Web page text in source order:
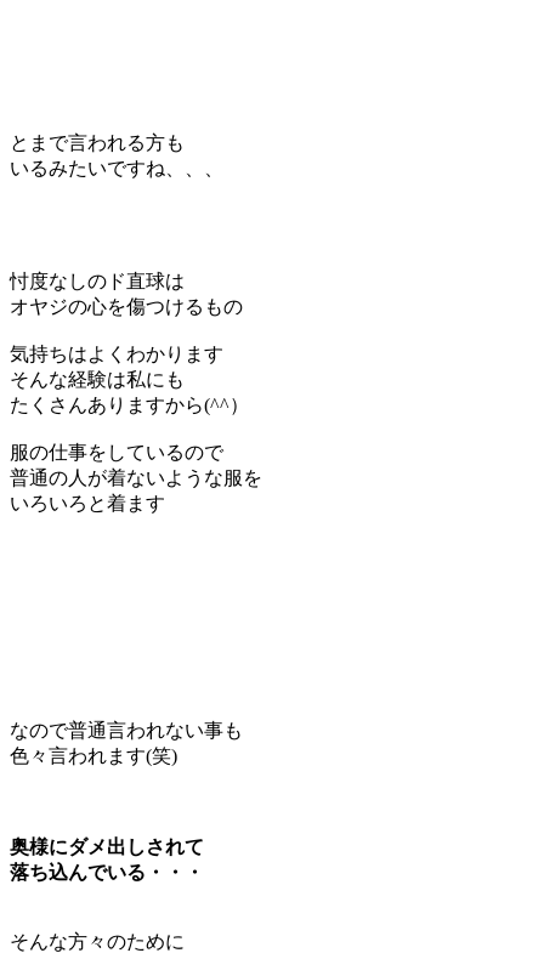
とまで言われる方も
いるみたいですね、、、
忖度なしのド直球は
オヤジの心を傷つけるもの
気持ちはよくわかります
そんな経験は私にも
たくさんありますから(^^）
服の仕事をしているので
普通の人が着ないような服を
いろいろと着ます
なので普通言われない事も
色々言われます(笑)
奥様にダメ出しされて
落ち込んでいる・・・
そんな方々のために